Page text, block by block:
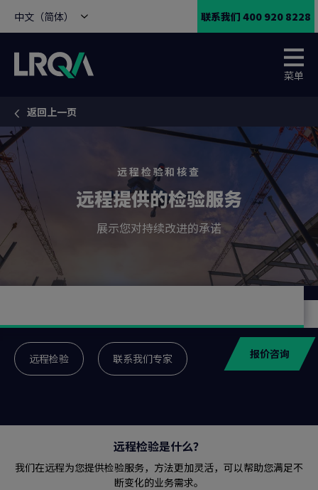
中文（简体） 联系我们 400 920 8228
菜单
You are here:
返回上一页
远程提供的检验服务
展示您对持续改进的承诺
远程检验和核查
报价咨询
远程检验 联系我们专家
远程检验是什么？
我们在远程为您提供检验服务，方法更加灵活，可以帮助您满足不
断变化的业务需求。